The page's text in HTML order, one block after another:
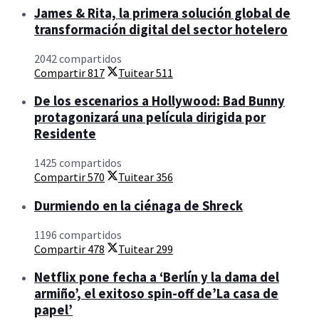
James & Rita, la primera solución global de
transformación digital del sector hotelero
2042 compartidos
Compartir817 Tuitear511
De los escenarios a Hollywood: Bad Bunny
protagonizará una película dirigida por
Residente
1425 compartidos
Compartir570 Tuitear356
Durmiendo en la ciénaga de Shreck
1196 compartidos
Compartir 478 Tuitear 299
Netflix pone fecha a ‘Berlín y la dama del
armiño’, el exitoso spin-off de’La casa de
papel’